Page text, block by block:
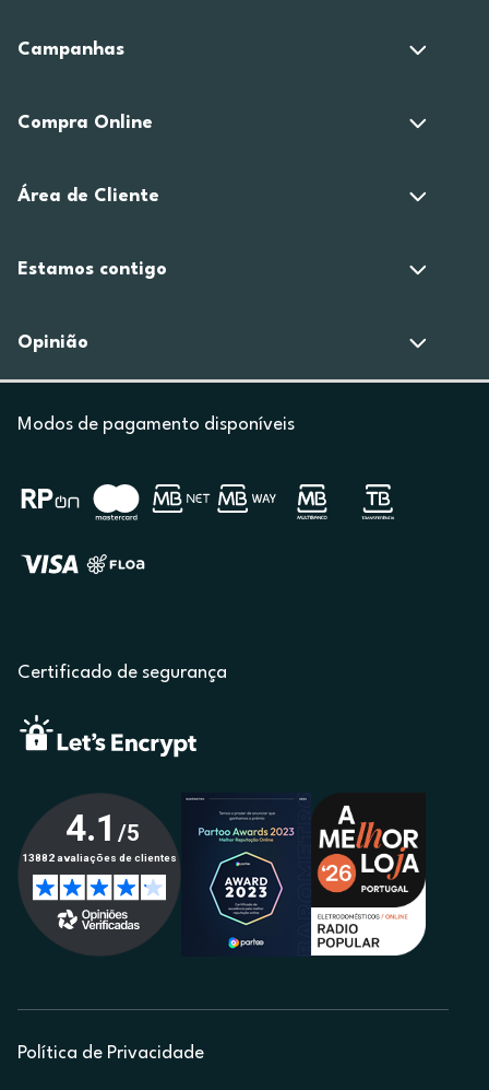
Campanhas
Compra Online
Área de Cliente
Estamos contigo
Opinião
Modos de pagamento disponíveis
Certificado de segurança
Política de Privacidade